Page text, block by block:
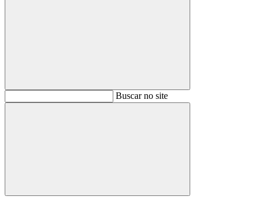
BuscarBuscar no site
Buscar